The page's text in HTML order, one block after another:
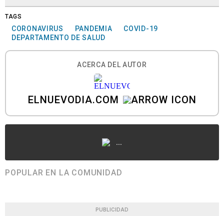
TAGS
CORONAVIRUS PANDEMIA
COVID-19
DEPARTAMENTO DE SALUD
ACERCA DEL AUTOR
ELNUEVODIA.COM
...
POPULAR EN LA COMUNIDAD
PUBLICIDAD